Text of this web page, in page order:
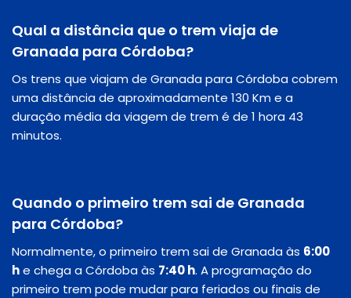
Qual a distância que o trem viaja de
Granada para Córdoba?
Os trens que viajam de Granada para Córdoba cobrem
uma distância de aproximadamente 130 Km e a
duração média da viagem de trem é de 1 hora 43
minutos.
Quando o primeiro trem sai de Granada
para Córdoba?
Normalmente, o primeiro trem sai de Granada às 6:00
he chega a Córdoba às 7:40 h. A programação do
primeiro trem pode mudar para feriados ou finais de